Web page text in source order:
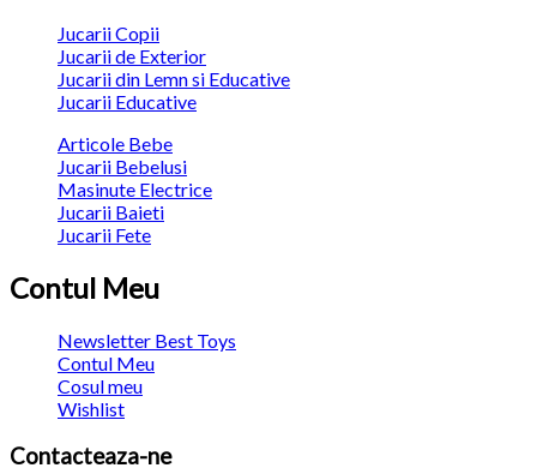
Jucarii Copii
Jucarii de Exterior
Jucarii din Lemn si Educative
Jucarii Educative
Articole Bebe
Jucarii Bebelusi
Masinute Electrice
Jucarii Baieti
Jucarii Fete
Contul Meu
Newsletter Best Toys
Contul Meu
Cosul meu
Wishlist
Contacteaza-ne